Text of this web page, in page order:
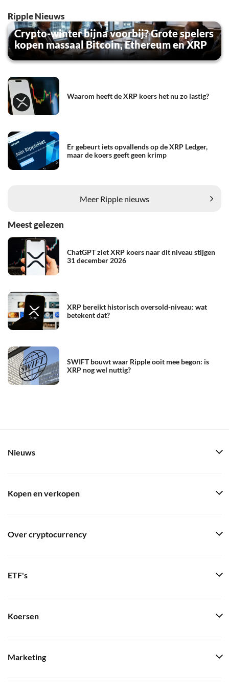
Ripple Nieuws
Crypto-winter bijna voorbij? Grote spelers
kopen massaal Bitcoin, Ethereum en XRP
Waarom heeft de XRP koers het nu zo lastig?
Er gebeurt iets opvallends op de XRP Ledger,
maar de koers geeft geen krimp
Meer Ripple nieuws
Meest gelezen
ChatGPT ziet XRP koers naar dit niveau stijgen
31 december 2026
XRP bereikt historisch oversold-niveau: wat
betekent dat?
SWIFT bouwt waar Ripple ooit mee begon: is
XRP nog wel nuttig?
Nieuws
Kopen en verkopen
Over cryptocurrency
ETF's
Koersen
Marketing